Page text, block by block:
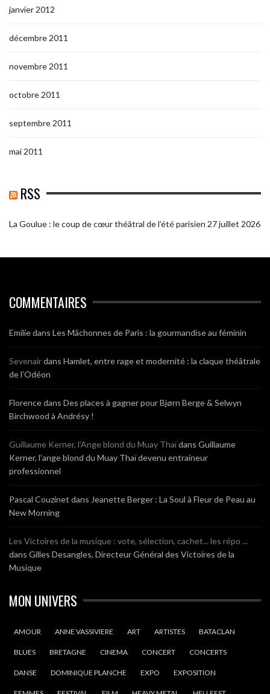
janvier 2012
décembre 2011
novembre 2011
octobre 2011
septembre 2011
mai 2011
RSS
La Goulue : le coup de cœur théâtral de l’été parisien 27 juillet 2026
COMMENTAIRES
Emiliedans Les Mâchonnes de Paris : la gourmandise au féminin
Sevenairdans Hamlet, entre rage et modernité : la claque théâtrale
de l’Odéon
Florencedans Des places à gagner pour Bjørn Berge & Selwyn
Birchwood à Andrésy !
Guillaume Kerner, l’Ange blond du Muay Thaïdans Guillaume
Kerner, l’ange blond du Muay Thaï devenu entraineur
professionnel
Pascal Couzinet dans Jeanette Berger : La Soul à Fleur de Peau au
New Morning
Les Victoires de la musique : vote, sélection, cachet... les répo ...
dans Gilles Desangles, Directeur Général des Victoires de la
Musique
MON UNIVERS
AMOUR ANNE VASSIVIERE ART ARTISTES BATACLAN
BLUES BRETAGNE CINEMA CONCERT CONCERTS
DANSE DOMINIQUE PLANCHE EXPO EXPOSITION